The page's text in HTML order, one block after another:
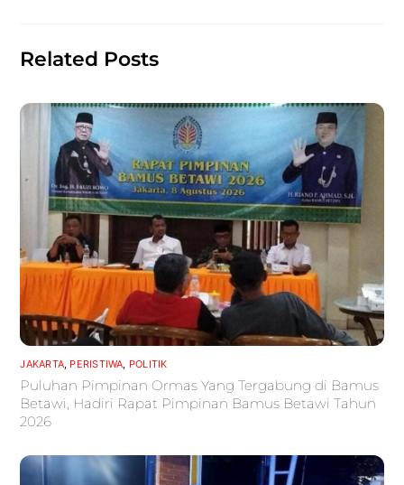
Related Posts
JAKARTA, PERISTIWA POLITIK
Puluhan Pimpinan Ormas Yang Tergabung di Bamus
Betawi, Hadiri Rapat Pimpinan Bamus Betawi Tahun
2026